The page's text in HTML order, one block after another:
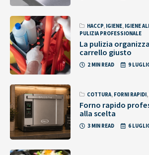
HACCP, IGIENE, IGIENE
PULIZIA PROFESSIONALE
La pulizia
carrello giusto
2 MIN READ 9
COTTURA, FORNI RAPIDI,
Forno rapido
alla scelta
3 MIN READ 6